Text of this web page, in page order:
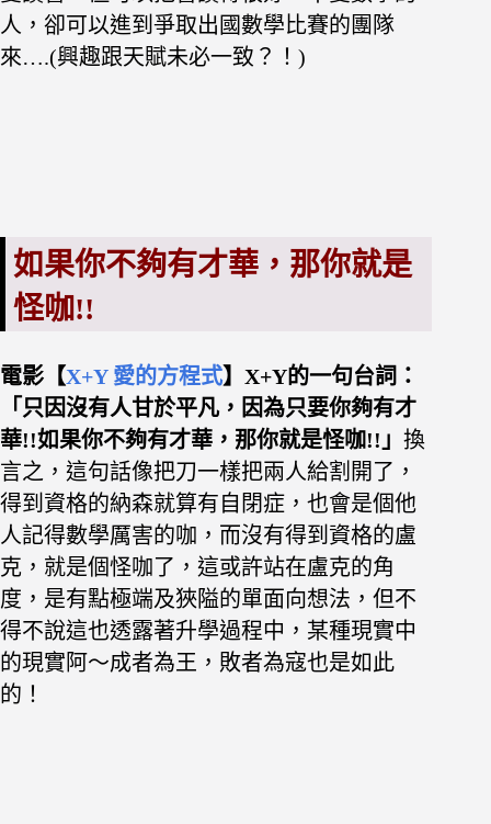
人，卻可以進到爭取出國數學比賽的團隊
來….(興趣跟天賦未必一致？！)
如果你不夠有才華，那你就是
怪咖!!
電影【X+Y 愛的方程式】X+Y的一句台詞：
「只因沒有人甘於平凡，因為只要你夠有才
華!!如果你不夠有才華，那你就是怪咖!!」 換
言之，這句話像把刀一樣把兩人給割開了，
得到資格的納森就算有自閉症，也會是個他
人記得數學厲害的咖，而沒有得到資格的盧
克，就是個怪咖了， 這或許站在盧克的角
度，是有點極端及狹隘的單面向想法， 但不
得不說這也透露著升學過程中，某種現實中
的現實阿～成者為王，敗者為寇也是如此
的！